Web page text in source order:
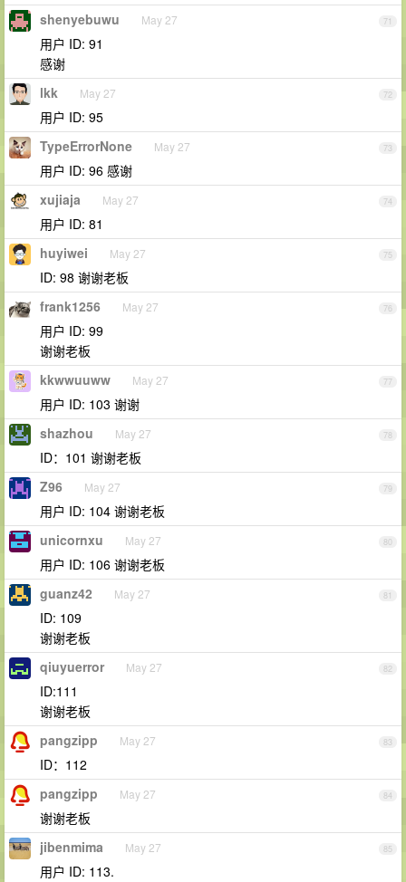
71
shenyebuwu May 27
用户 ID: 91
感谢
72
lkk May 27
用户 ID: 95
73
TypeErrorNone May 27
用户 ID: 96 感谢
74
xujiaja May 27
用户 ID: 81
75
huyiwei May 27
ID: 98 谢谢老板
76
frank1256 May 27
用户 ID: 99
谢谢老板
77
kkwwuuww May 27
用户 ID: 103 谢谢
78
shazhou May 27
ID：101 谢谢老板
79
Z96 May 27
用户 ID: 104 谢谢老板
80
unicornxu May 27
用户 ID: 106 谢谢老板
81
guanz42 May 27
ID: 109
谢谢老板
82
qiuyuerror May 27
ID:111
谢谢老板
83
pangzipp May 27
ID：112
84
pangzipp May 27
谢谢老板
85
jibenmima May 27
用户 ID: 113.